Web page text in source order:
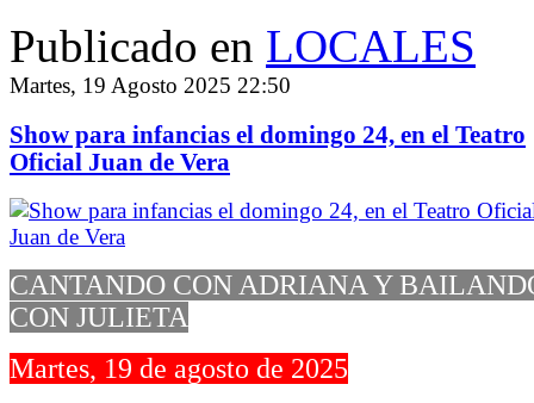
Publicado en LOCALES
Martes, 19 Agosto 2025 22:50
Show para infancias el domingo 24, en el Teatro
Oficial Juan de Vera
CANTANDO CON ADRIANA Y
CON JULIETA
Martes, 19 de agosto de 2025